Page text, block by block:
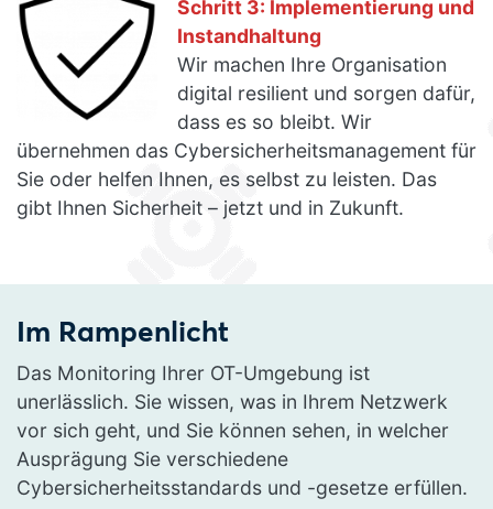
Schritt 3: Implementierung und
Instandhaltung
Wir machen Ihre Organisation
digital resilient und sorgen dafür,
dass es so bleibt. Wir
übernehmen das Cybersicherheitsmanagement für
Sie oder helfen Ihnen, es selbst zu leisten. Das
gibt Ihnen Sicherheit – jetzt und in Zukunft.
Im Rampenlicht
Das Monitoring Ihrer OT-Umgebung ist
unerlässlich. Sie wissen, was in Ihrem Netzwerk
vor sich geht, und Sie können sehen, in welcher
Ausprägung Sie verschiedene
Cybersicherheitsstandards und -gesetze erfüllen.